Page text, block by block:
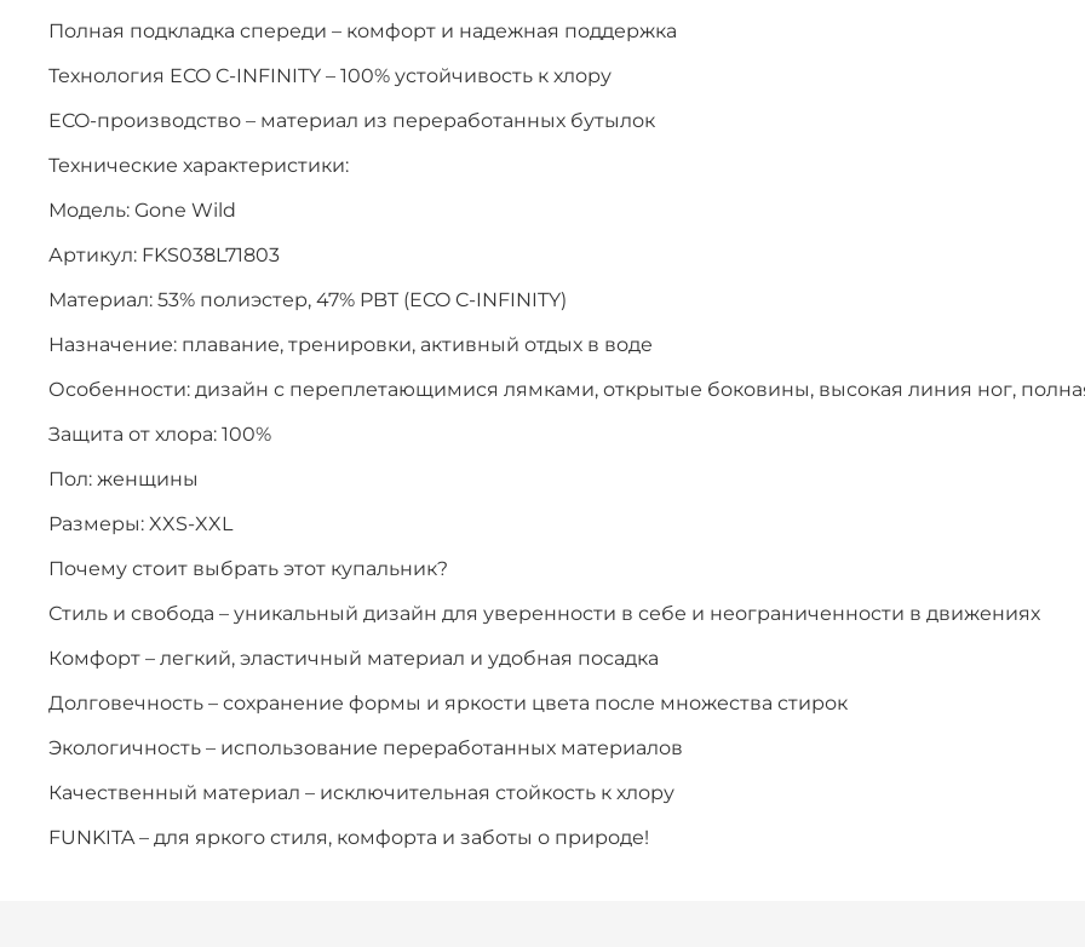
Полная подкладка спереди – комфорт и надежная поддержка
Технология ECO C-INFINITY – 100% устойчивость к хлору
ECO-производство – материал из переработанных бутылок
Технические характеристики:
Модель: Gone Wild
Артикул: FKS038L71803
Материал: 53% полиэстер, 47% PBT (ECO C-INFINITY)
Назначение: плавание, тренировки, активный отдых в воде
Особенности: дизайн с переплетающимися лямками, открытые боковины, высокая линия ног,
Защита от хлора: 100%
Пол: женщины
Размеры: XXS-XXL
Почему стоит выбрать этот купальник?
Стиль и свобода – уникальный дизайн для уверенности в себе и неограниченности в движениях
Комфорт – легкий, эластичный материал и удобная посадка
Долговечность – сохранение формы и яркости цвета после множества стирок
Экологичность – использование переработанных материалов
Качественный материал – исключительная стойкость к хлору
FUNKITA – для яркого стиля, комфорта и заботы о природе!